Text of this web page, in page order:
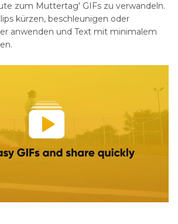
zum Muttertag' GIFs zu verwandeln.
kürzen, beschleunigen oder
anwenden und Text mit minimalem